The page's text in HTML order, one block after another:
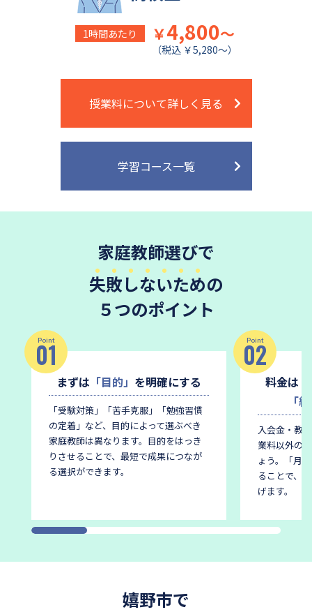
1時間あたり ￥4,800～
（税込 ￥5,280～）
授業料について詳しく見る
学習コース一覧
家庭教師選びで
失敗しないための
５つのポイント
Point
01
まずは 「目的」 を明確にする
「受験対策」「苦手克服」「勉強習慣
の定着」など、目的によって選ぶべき
家庭教師は異なります。 目的をはっき
りさせることで、最短で成果につなが
る選択ができます。
Point
02
料金は
「
入会金・教
業料以外の
ょう。
「月
ることで、
げます。
嬉野市で